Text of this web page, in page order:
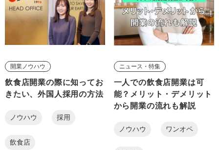
開業ノウハウ
飲食店開業の際に知ってお
きたい、外国人採用の方法
ノウハウ 採用
飲食店
ニュース・特集
一人での飲食店開業は可
能？メリット・デメリット
から開業の流れも解説
ノウハウ ワンオペ